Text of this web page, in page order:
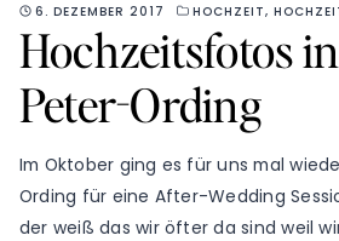
6. DEZEMBER 2017 HOCHZEIT,
Hochzeitsfotos
Peter-Ording
Im Oktober ging es für uns mal
Ording für eine After-Wedding
der weiß das wir öfter da sind weil